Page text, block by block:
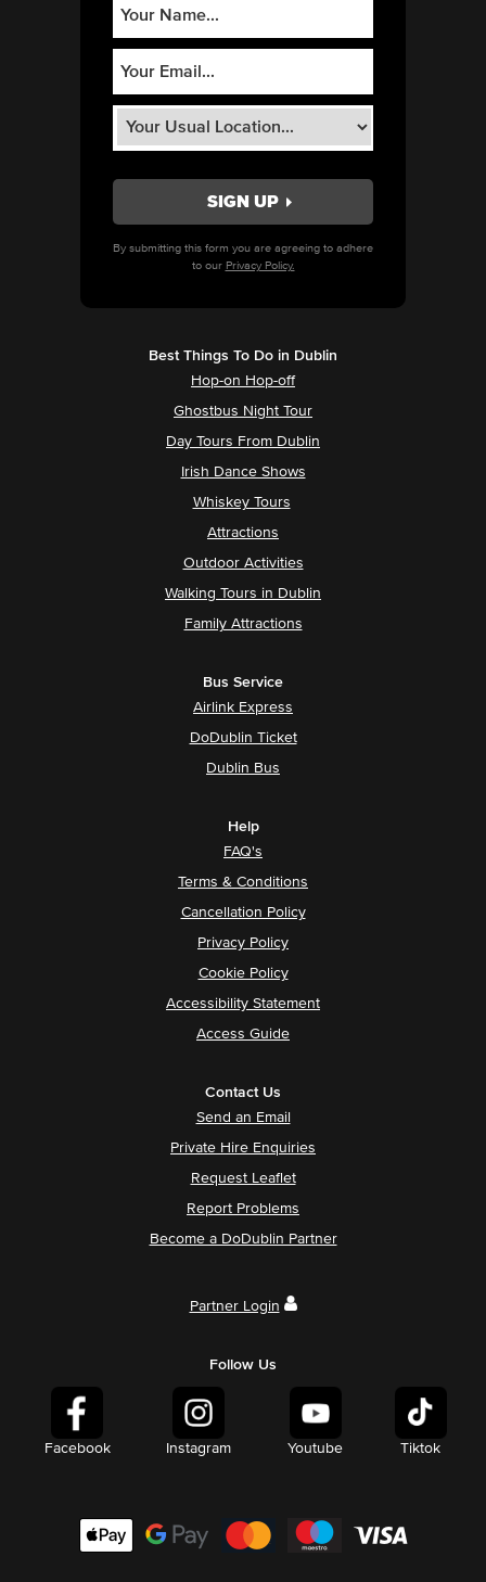
By submitting this form you are agreeing to adhere
to our Privacy Policy.
Best Things To Do in Dublin
Hop-on Hop-off
Ghostbus Night Tour
Day Tours From Dublin
Irish Dance Shows
Whiskey Tours
Attractions
Outdoor Activities
Walking Tours in Dublin
Family Attractions
Bus Service
Airlink Express
DoDublin Ticket
Dublin Bus
Help
FAQ's
Terms & Conditions
Cancellation Policy
Privacy Policy
Cookie Policy
Accessibility Statement
Access Guide
Contact Us
Send an Email
Private Hire Enquiries
Request Leaflet
Report Problems
Become a DoDublin Partner
Partner Login
Follow Us
Facebook Instagram Youtube Tiktok